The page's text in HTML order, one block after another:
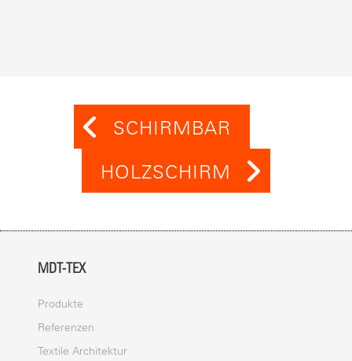
SCHIRMBAR
HOLZSCHIRM
MDT-TEX
Produkte
Referenzen
Textile Architektur